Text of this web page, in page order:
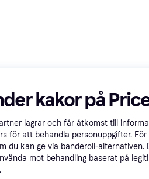
kakor på
lagrar och får åtkomst till
för att behandla personuppgifter.
du kan ge via banderoll-alternativen.
mot behandling baserat på